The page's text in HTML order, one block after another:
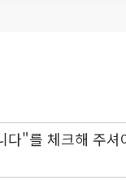
"를 체크해 주셔